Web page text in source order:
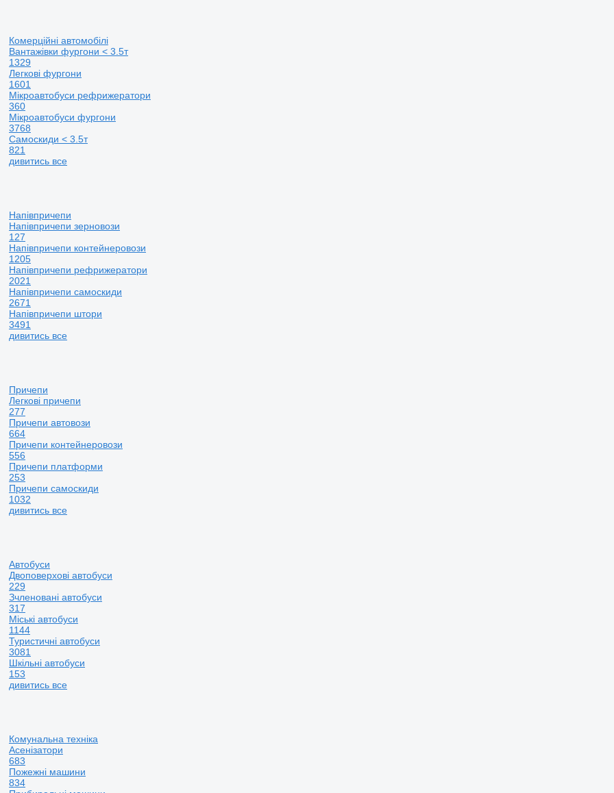
Комерційні автомобілі
Вантажівки фургони < 3.5т
1329
Легкові фургони
1601
Мікроавтобуси рефрижератори
360
Мікроавтобуси фургони
3768
Самоскиди < 3.5т
821
дивитись все
Напівпричепи
Напівпричепи зерновози
127
Напівпричепи контейнеровози
1205
Напівпричепи рефрижератори
2021
Напівпричепи самоскиди
2671
Напівпричепи штори
3491
дивитись все
Причепи
Легкові причепи
277
Причепи автовози
664
Причепи контейнеровози
556
Причепи платформи
253
Причепи самоскиди
1032
дивитись все
Автобуси
Двоповерхові автобуси
229
Зчленовані автобуси
317
Міські автобуси
1144
Туристичні автобуси
3081
Шкільні автобуси
153
дивитись все
Комунальна техніка
Асенізатори
683
Пожежні машини
834